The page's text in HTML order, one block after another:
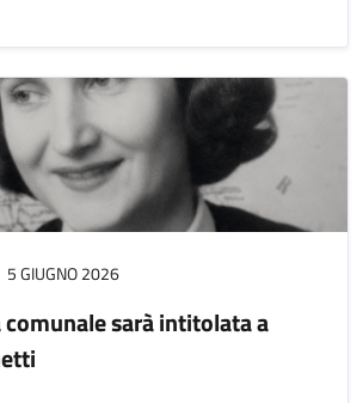
5 GIUGNO 2026
comunale sarà intitolata a